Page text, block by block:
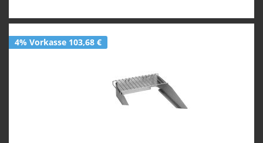
4% Vorkasse 103,68 €